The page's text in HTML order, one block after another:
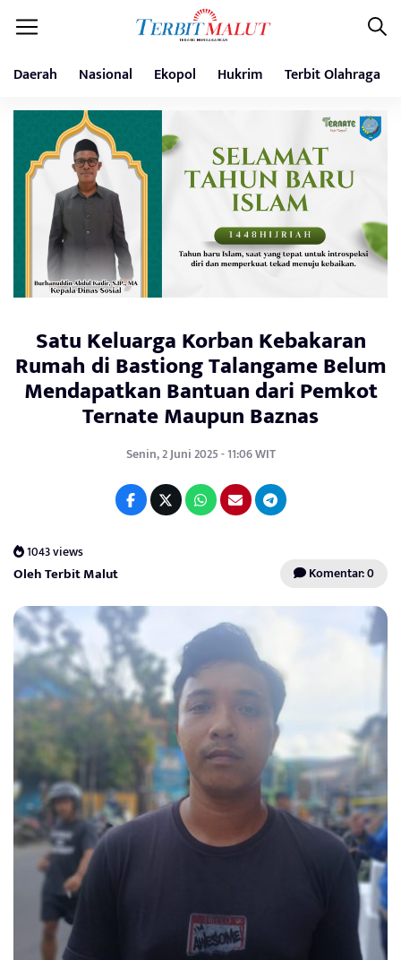
Daerah Nasional Ekopol Hukrim Terbit Olahraga
Satu Keluarga Korban Kebakaran
Rumah di Bastiong Talangame Belum
Mendapatkan Bantuan dari Pemkot
Ternate Maupun Baznas
Senin, 2 Juni 2025 - 11:06 WIT
1043 views
Oleh Terbit Malut Komentar: 0